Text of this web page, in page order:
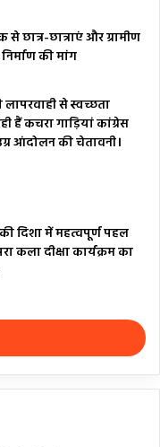
छात्र-छात्राएं और ग्रामीण
की मांग
से स्वच्छता
हैं कचरा गाड़ियां कांग्रेस
आंदोलन की चेतावनी।
दिशा में महत्वपूर्ण पहल
कला दीक्षा कार्यक्रम का